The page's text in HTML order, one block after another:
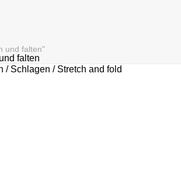
und falten"
falten